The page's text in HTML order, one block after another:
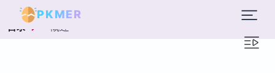
PKMER
目录 概述